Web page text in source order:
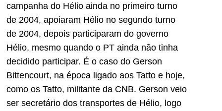
campanha do Hélio ainda no primeiro turno
de 2004, apoiaram Hélio no segundo turno
de 2004, depois participaram do governo
Hélio, mesmo quando o PT ainda não tinha
decidido participar. É o caso do Gerson
Bittencourt, na época ligado aos Tatto e hoje,
como os Tatto, militante da CNB. Gerson veio
ser secretário dos transportes de Hélio, logo